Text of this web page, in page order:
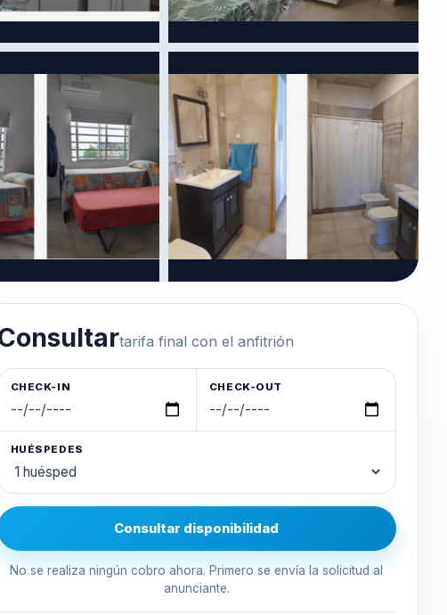
tarifa final con el anfitrión
CHECK-IN CHECK-OUT
HUÉSPEDES
Consultar disponibilidad
No se realiza ningún cobro ahora. Primero se envía la solicitud al
anunciante.